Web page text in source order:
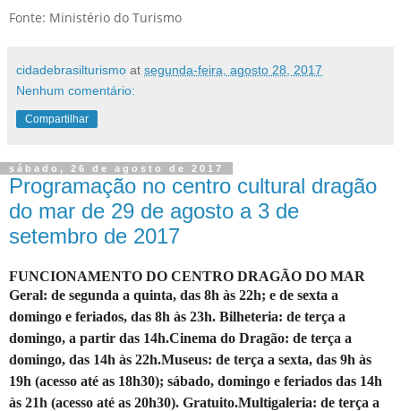
Fonte: Ministério do Turismo
cidadebrasilturismo at segunda-feira, agosto 28, 2017
Nenhum comentário:
Compartilhar
sábado, 26 de agosto de 2017
Programação no centro cultural dragão
do mar de 29 de agosto a 3 de
setembro de 2017
FUNCIONAMENTO DO CENTRO DRAGÃO DO MAR
Geral: de segunda a quinta, das 8h às 22h; e de sexta a
domingo e feriados, das 8h às 23h. Bilheteria: de terça a
domingo, a partir das 14h.Cinema do Dragão: de terça a
domingo, das 14h às 22h.Museus: de terça a sexta, das 9h às
19h (acesso até as 18h30); sábado, domingo e feriados das 14h
às 21h (acesso até as 20h30). Gratuito.Multigaleria: de terça a